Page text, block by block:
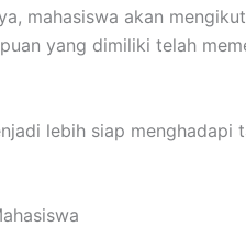
mahasiswa akan
yang dimiliki telah
lebih siap menghadapi